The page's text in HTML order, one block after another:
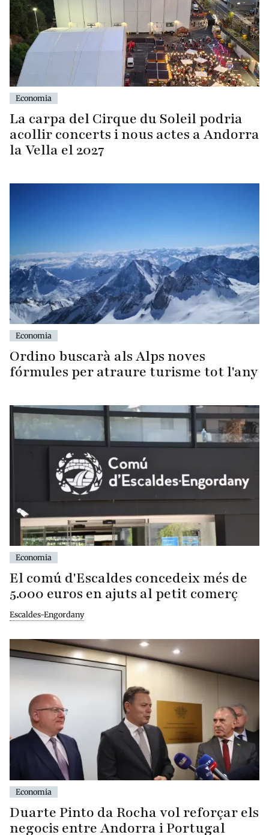
Economia
La carpa del Cirque du Soleil podria
acollir concerts i nous actes a Andorra
la Vella el 2027
Economia
Ordino buscarà als Alps noves
fórmules per atraure turisme tot l'any
Economia
El comú d'Escaldes concedeix més de
5.000 euros en ajuts al petit comerç
Escaldes-Engordany
Economia
Duarte Pinto da Rocha vol reforçar els
negocis entre Andorra i Portugal